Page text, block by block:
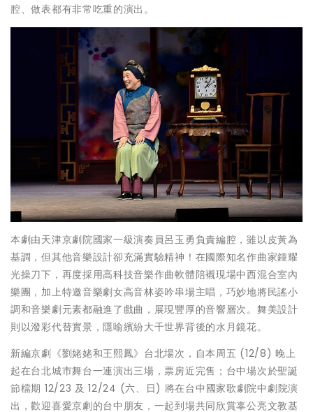
腔、做表都有非常吃重的演出。
本劇由天津京劇院國家一級演奏員呂玉勇負責編腔，雖以皮黃為
基調，但其他音樂設計卻充滿實驗精神！在國際知名作曲家鍾耀
光操刀下，再度採用高科技音樂作曲軟體陪襯現場中西混合室內
樂團，加上特邀音樂劇女高音林姿吟串場主唱，巧妙地將民謠小
調和音樂劇元素都融進了戲曲，展現豐厚的音響層次。舞美設計
則以潑彩代替實景，隱喻繽紛大千世界背後的水月鏡花。
新編京劇《劉姥姥和王熙鳳》台北場次，自本周五 (12/8) 晚上
起在台北城市舞台一連演出三場，票房近完售；台中場次於聖誕
節檔期 12/23 及 12/24 (六、日) 將在台中國家歌劇院中劇院演
出，歡迎喜愛京劇的台中朋友，一起到場共同欣賞辜公亮文教基